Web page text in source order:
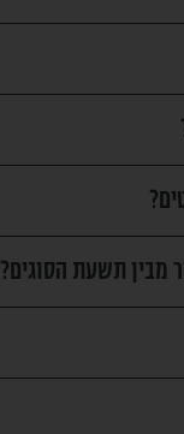
תשעת הסוגים?